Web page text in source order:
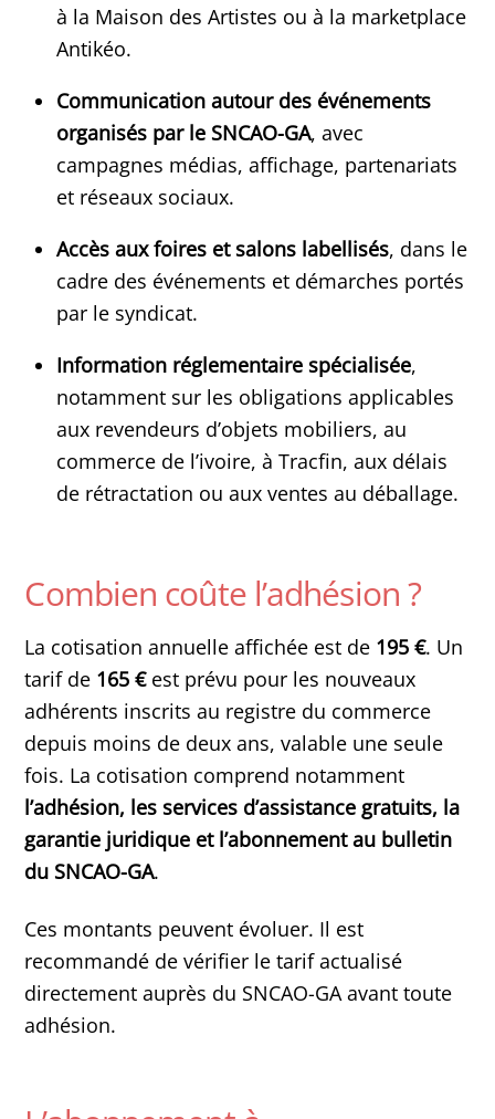
à la Maison des Artistes ou à la marketplace
Antikéo.
Communication autour des événements
organisés par le SNCAO-GA, avec
campagnes médias, affichage, partenariats
et réseaux sociaux.
Accès aux foires et salons labellisés, dans le
cadre des événements et démarches portés
par le syndicat.
Information réglementaire spécialisée,
notamment sur les obligations applicables
aux revendeurs d’objets mobiliers, au
commerce de l’ivoire, à Tracfin, aux délais
de rétractation ou aux ventes au déballage.
Combien coûte l’adhésion ?
La cotisation annuelle affichée est de 195 €. Un
tarif de 165 €est prévu pour les nouveaux
adhérents inscrits au registre du commerce
depuis moins de deux ans, valable une seule
fois. La cotisation comprend notamment
l’adhésion, les services d’assistance gratuits, la
garantie juridique et l’abonnement au bulletin
du SNCAO-GA.
Ces montants peuvent évoluer. Il est
recommandé de vérifier le tarif actualisé
directement auprès du SNCAO-GA avant toute
adhésion.